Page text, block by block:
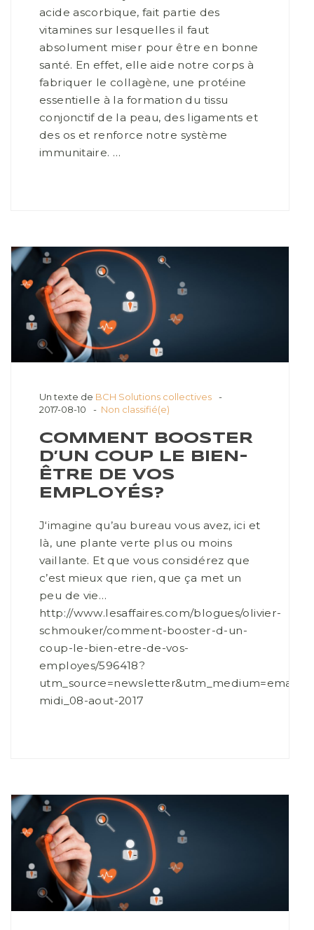
acide ascorbique, fait partie des
vitamines sur lesquelles il faut
absolument miser pour être en bonne
santé. En effet, elle aide notre corps à
fabriquer le collagène, une protéine
essentielle à la formation du tissu
conjonctif de la peau, des ligaments et
des os et renforce notre système
immunitaire. …
Un texte de BCH Solutions collectives
2017-08-10
Non classifié(e)
COMMENT BOOSTER
D’UN COUP LE BIEN-
ÊTRE DE VOS
EMPLOYÉS?
J‘imagine qu’au bureau vous avez, ici et
là, une plante verte plus ou moins
vaillante. Et que vous considérez que
c’est mieux que rien, que ça met un
peu de vie…
http://www.lesaffaires.com/blogues/olivier-
schmouker/comment-booster-d-un-
coup-le-bien-etre-de-vos-
employes/596418?
midi_08-aout-2017